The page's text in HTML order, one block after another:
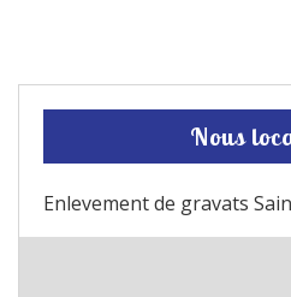
Nous
Enlevement de gravats